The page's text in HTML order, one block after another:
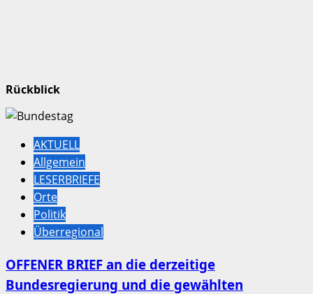
Rückblick
AKTUELL
Allgemein
LESERBRIEFE
Orte
Politik
Überregional
OFFENER BRIEF an die derzeitige
Bundesregierung und die gewählten